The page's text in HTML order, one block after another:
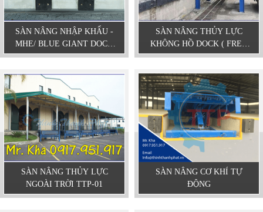
SÀN NÂNG NHẬP KHẨU -
MHE/ BLUE GIANT DOCK
LEVELER
SÀN NÂNG THỦY LỰC
KHÔNG HỒ DOCK ( FREE
STANDING DOCK
SÀN NÂNG THỦY LỰC
NGOÀI TRỜI TTP-01
SÀN NÂNG CƠ KHÍ TỰ
ĐỘNG